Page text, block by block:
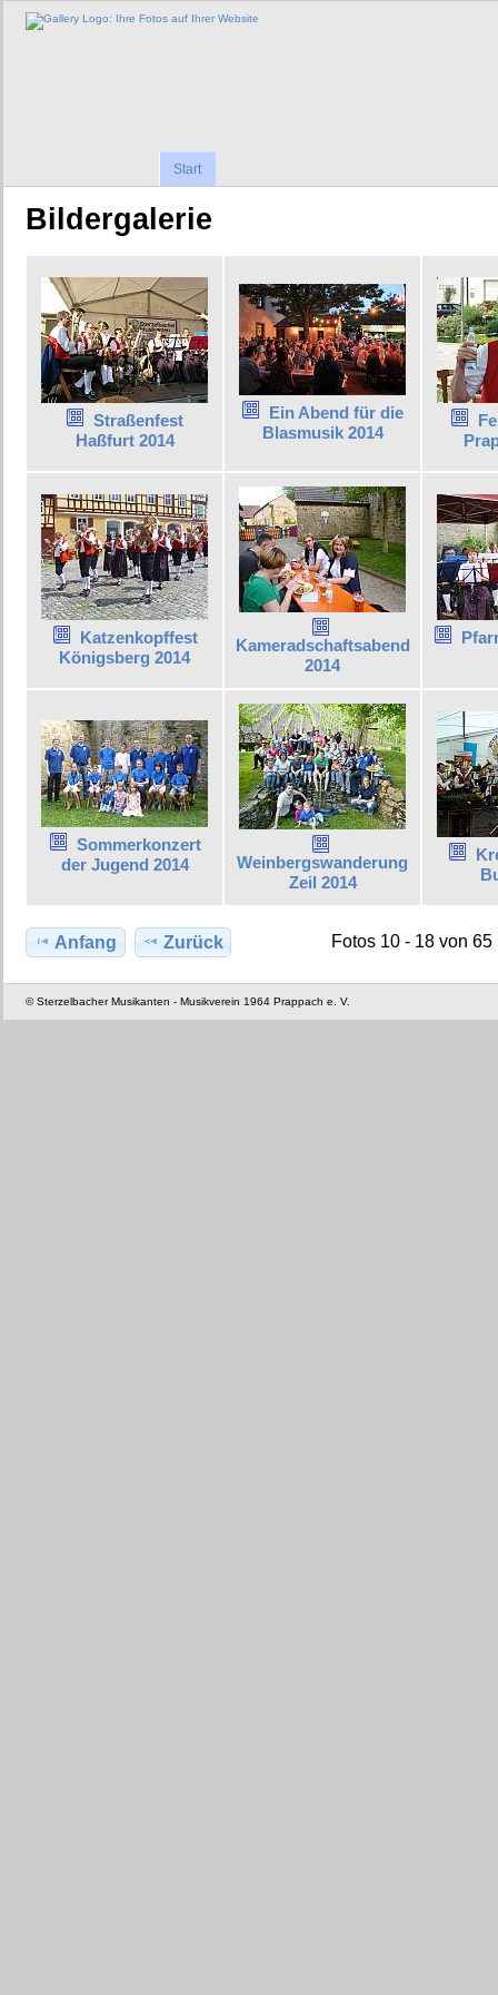
Start
Bildergalerie
Straßenfest
Haßfurt 2014
Ein Abend für die
Blasmusik 2014
Katzenkopffest
Königsberg 2014
Kameradschaftsabend
2014
Sommerkonzert
der Jugend 2014
Weinbergswanderung
Zeil 2014
Anfang Zurück Fotos 10 - 18 von 65
© Sterzelbacher Musikanten - Musikverein 1964 Prappach e. V.